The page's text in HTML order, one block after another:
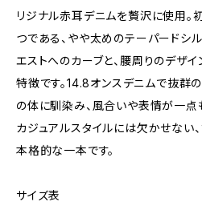
リジナル赤耳デニムを贅沢に使用。
つである、やや太めのテーパードシ
エストへのカーブと、腰周りのデザ
特徴です。14.8オンスデニムで抜群
の体に馴染み、風合いや表情が一点
カジュアルスタイルには欠かせない
本格的な一本です。
サイズ表